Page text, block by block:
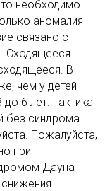
необходимо
аномалия
связано с
Сходящееся
В
чем у детей
6 лет. Тактика
без синдрома
Пожалуйста,
при
Дауна